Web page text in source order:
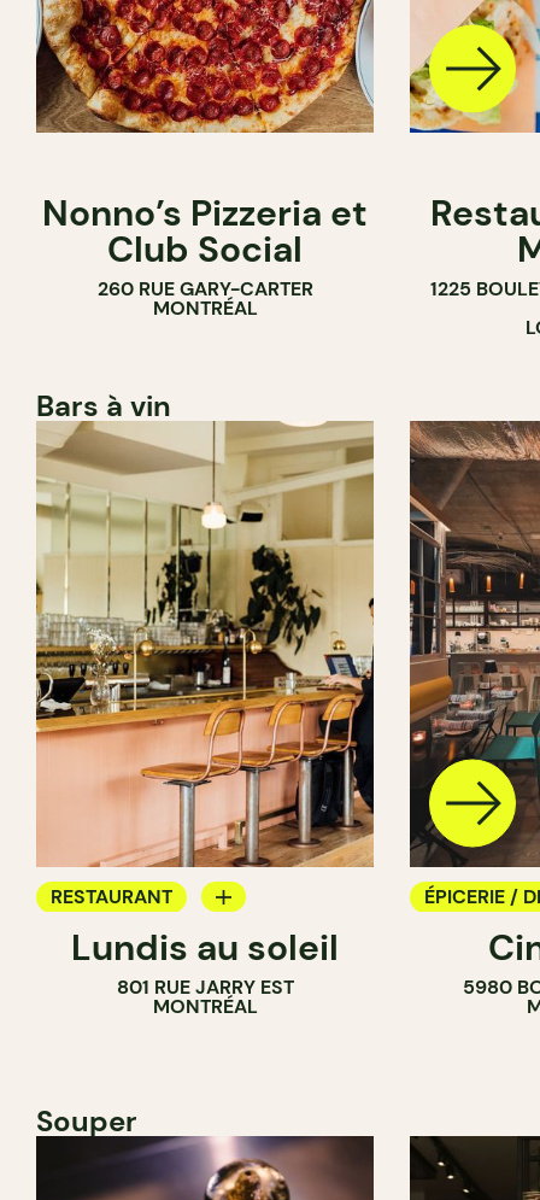
Nonno’s Pizzeria et
Club Social
260 RUE GARY-CARTER
MONTRÉAL
1225
Bars à vin
RESTAURANT
BAR À VIN
Lundis au soleil
801 RUE JARRY EST
MONTRÉAL
ÉPICERIE /
COMPTOIR
CAVISTE
5980
Souper